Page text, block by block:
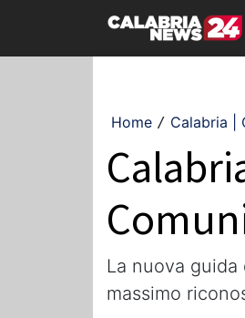
Home / Calabria |
La nuova
massimo